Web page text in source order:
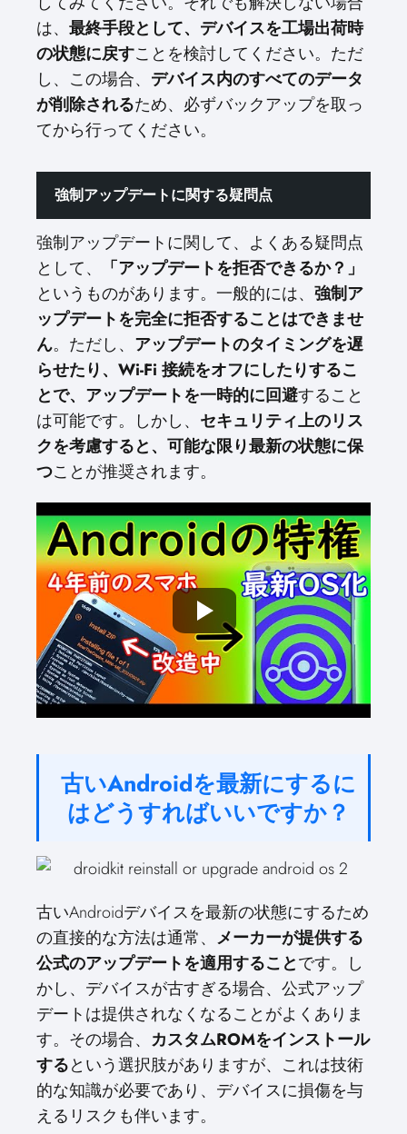
は、 最終手段として、デバイスを工場出荷時
の状態に戻すことを検討してください。ただ
し、この場合、 デバイス内のすべてのデータ
が削除されるため、必ずバックアップを取っ
てから行ってください。
強制アップデートに関する疑問点
強制アップデートに関して、よくある疑問点
として、
「アップデートを拒否できるか？」
というものがあります。一般的には、 強制ア
ップデートを完全に拒否することはできませ
ん。ただし、 アップデートのタイミングを遅
らせたり、Wi-Fi 接続をオフにしたりするこ
とで、アップデートを一時的に回避すること
は可能です。しかし、 セキュリティ上のリス
クを考慮すると、可能な限り最新の状態に保
つことが推奨されます。
古いAndroidを最新にするに
はどうすればいいですか？
古いAndroidデバイスを最新の状態にするため
の直接的な方法は通常、 メーカーが提供する
公式のアップデートを適用することです。し
かし、デバイスが古すぎる場合、公式アップ
デートは提供されなくなることがよくありま
す。その場合、 カスタムROMをインストール
するという選択肢がありますが、これは技術
的な知識が必要であり、デバイスに損傷を与
えるリスクも伴います。